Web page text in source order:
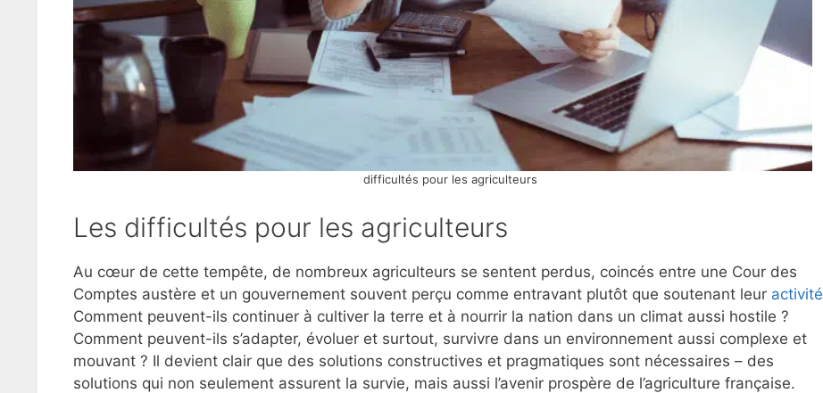
difficultés pour les agriculteurs
Les difficultés pour les agriculteurs
Au cœur de cette tempête, de nombreux agriculteurs se sentent perdus, coincés entre une Cour des
Comptes austère et un gouvernement souvent perçu comme entravant plutôt que soutenant leur activité
Comment peuvent-ils continuer à cultiver la terre et à nourrir la nation dans un climat aussi hostile ?
Comment peuvent-ils s’adapter, évoluer et surtout, survivre dans un environnement aussi complexe et
mouvant ? Il devient clair que des solutions constructives et pragmatiques sont nécessaires – des
solutions qui non seulement assurent la survie, mais aussi l’avenir prospère de l’agriculture française.